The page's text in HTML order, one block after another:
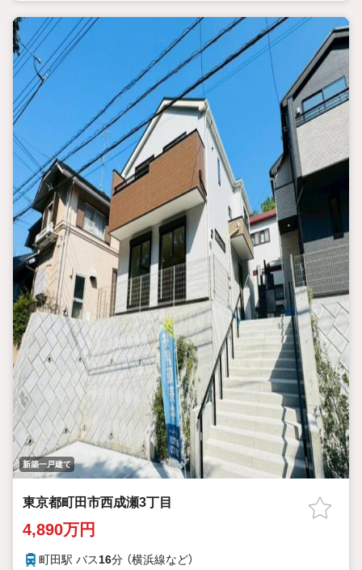
新築一戸建て
東京都町田市西成瀬3丁目
4,890万円
町田駅 バス16分 （横浜線など）